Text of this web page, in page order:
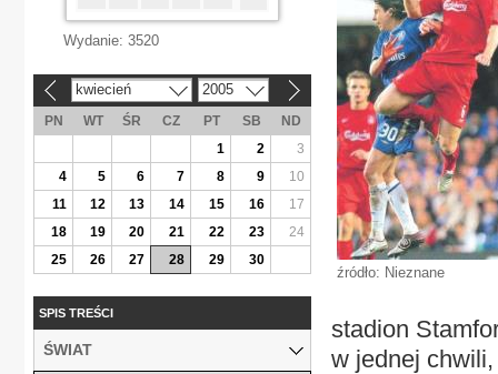
źródło: Nieznane
stadion
w jednej
Wydanie: 3520
kwiecień 2005
PN WT ŚR CZ PT SB
ND
1
2
3
4
5 6 7 8 9
10
11
12 13 14 15 16
17
18
19 20 21 22 23
24
25
26 27 28 29 30
SPIS TREŚCI
ŚWIAT